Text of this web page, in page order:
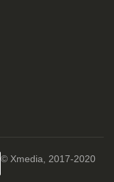
© Xmedia, 2017-2020